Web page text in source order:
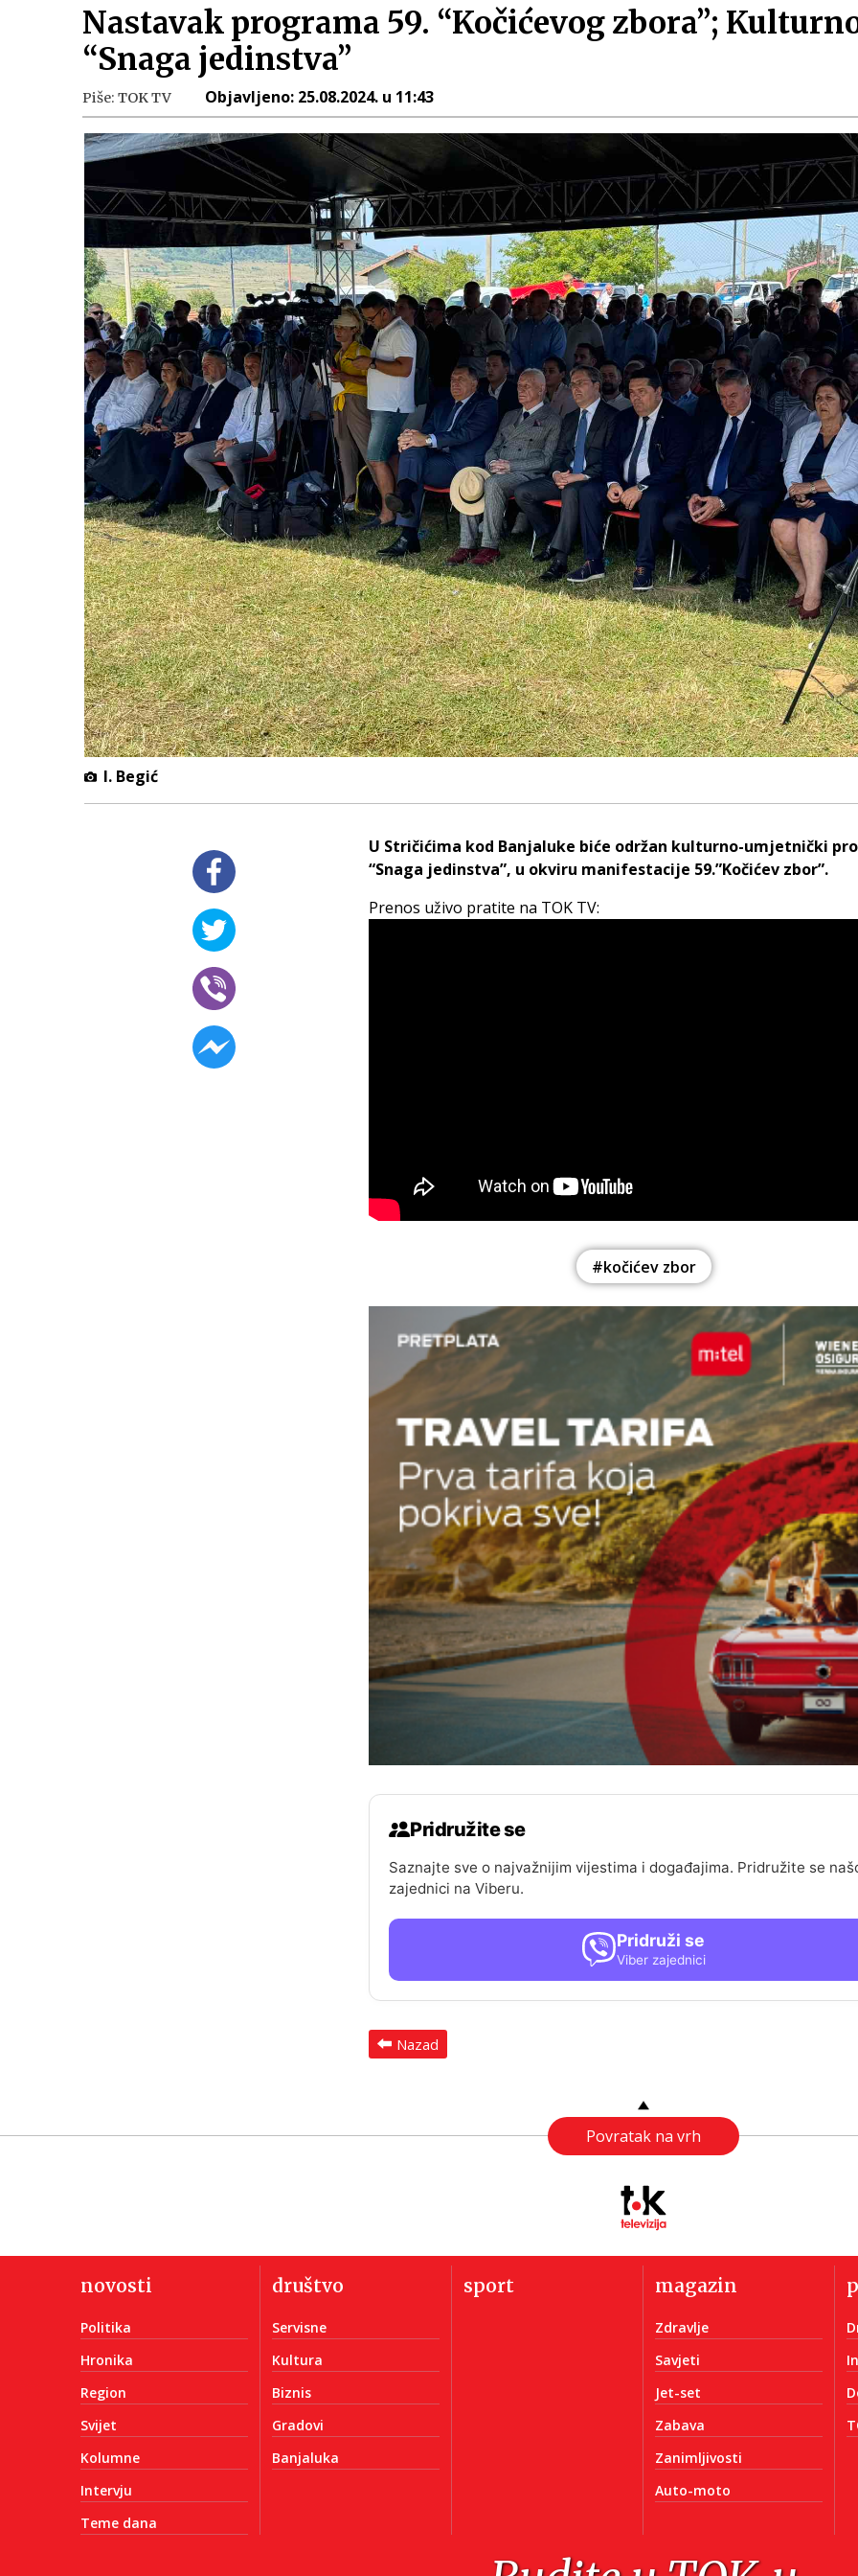
Nastavak programa 59. “Kočićevog zbora”;
“Snaga jedinstva”
Piše: TOK TV Objavljeno: 25.08.2024. u 11:43
I. Begić
U Stričićima kod Banjaluke biće održan kulturno-umjetnički
“Snaga jedinstva”, u okviru manifestacije 59.”Kočićev zbor”.
Prenos uživo pratite na TOK TV:
#kočićev zbor
Pridružite se
Saznajte sve o najvažnijim vijestima i događajima. Pridružite se
zajednici na Viberu.
Pridruži se
Viber zajednici
Nazad
Povratak na vrh
novosti
Politika
Hronika
Region
Svijet
Kolumne
Intervju
Teme dana
društvo
Servisne
Kultura
Biznis
Gradovi
Banjaluka
sport magazin
Zdravlje
Savjeti
Jet-set
Zabava
Zanimljivosti
Auto-moto